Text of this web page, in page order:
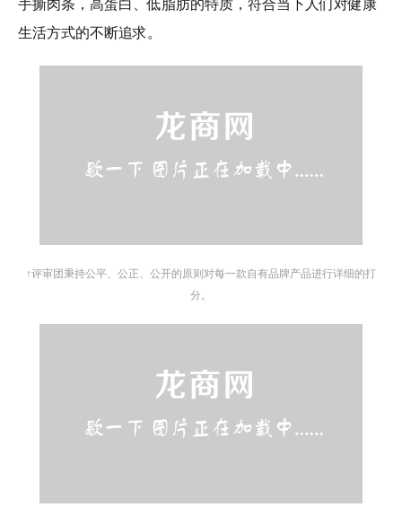
手撕肉条，高蛋白、低脂肪的特质，符合当下人们对健康
生活方式的不断追求。
↑评审团秉持公平、公正、公开的原则对每一款自有品牌产品进行详细的打
分。